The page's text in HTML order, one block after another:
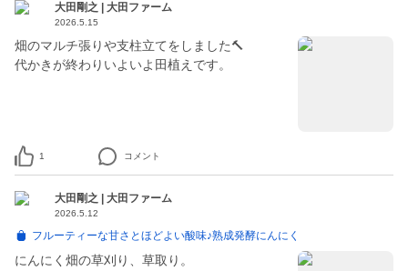
大田剛之 | 大田ファーム
2026.5.15
畑のマルチ張りや支柱立てをしました🔨
代かきが終わりいよいよ田植えです。
1 コメント
大田剛之 | 大田ファーム
2026.5.12
フルーティーな甘さとほどよい酸味♪熟成発酵にんにく
にんにく畑の草刈り、草取り。